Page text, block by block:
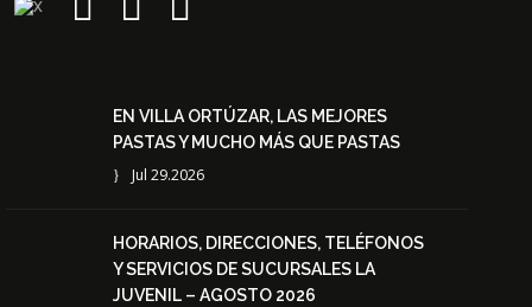
EN VILLA ORTÚZAR, LAS MEJORES
PASTAS Y MUCHO MÁS QUE PASTAS
Jul 29.2026
HORARIOS, DIRECCIONES, TELÉFONOS
Y SERVICIOS DE SUCURSALES LA
JUVENIL – AGOSTO 2026